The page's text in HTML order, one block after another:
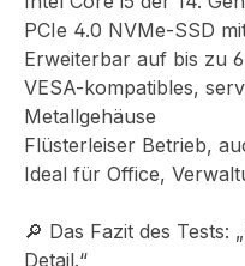
PCIe 4.0 NVMe-SSD
Erweiterbar auf bis zu
VESA-kompatibles,
Metallgehäuse
Flüsterleiser Betrieb,
Ideal für Office,
🔎 Das Fazit des Tests:
Detail.“